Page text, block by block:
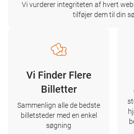
Vi vurderer integriteten af ​​hvert
tilføjer dem til din
Vi Finder Flere
Billetter
Sammenlign alle de bedste
billetsteder med en enkel
søgning